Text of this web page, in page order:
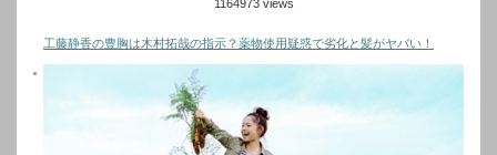
1164973 views
工藤静香の豊胸は木村拓哉の指示？薬物使用疑惑で劣化と髪がヤバい！